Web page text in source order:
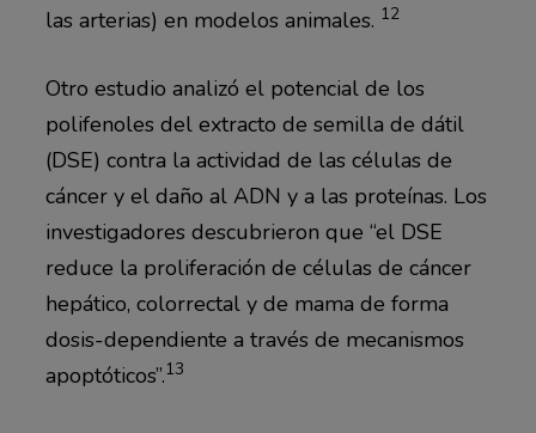
las arterias) en modelos animales. 12
Otro estudio analizó el potencial de los
polifenoles del extracto de semilla de dátil
(DSE) contra la actividad de las células de
cáncer y el daño al ADN y a las proteínas. Los
investigadores descubrieron que “el DSE
reduce la proliferación de células de cáncer
hepático, colorrectal y de mama de forma
dosis-dependiente a través de mecanismos
apoptóticos”.13